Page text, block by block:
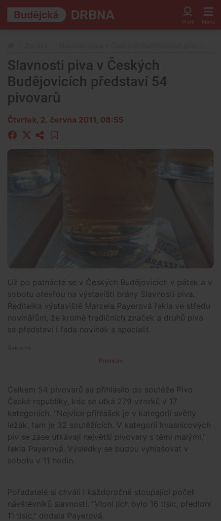
Slavnosti piva v Českých
Budějovicích představí 54
pivovarů
Čtvrtek, 2. června 2011, 08:55
Už po patnácté se v Českých Budějovicích v pátek a v
sobotu otevřou na výstavišti brány Slavností piva.
Ředitelka výstaviště Marcela Payerová řekla ve středu
novinářům, že kromě tradičních značek a druhů piva
se představí i řada novinek a specialit.
Premium
Celkem 54 pivovarů se přihlásilo do soutěže Pivo
České republiky, kde se utká 279 vzorků v 17
kategoriích. "Nejvíce přihlášek je v kategorii světlý
ležák, tam je 32 soutěžících. V kategorii kvasnicových
piv se zase utkávají největší pivovary s těmi malými,"
řekla Payerová. Výsledky se budou vyhlašovat v
sobotu v 11 hodin.
Pořadatelé si chválí i každoročně stoupající počet
návštěvníků slavností. "Vloni jich bylo 16 tisíc, předloni
11 tisíc," dodala Payerová.